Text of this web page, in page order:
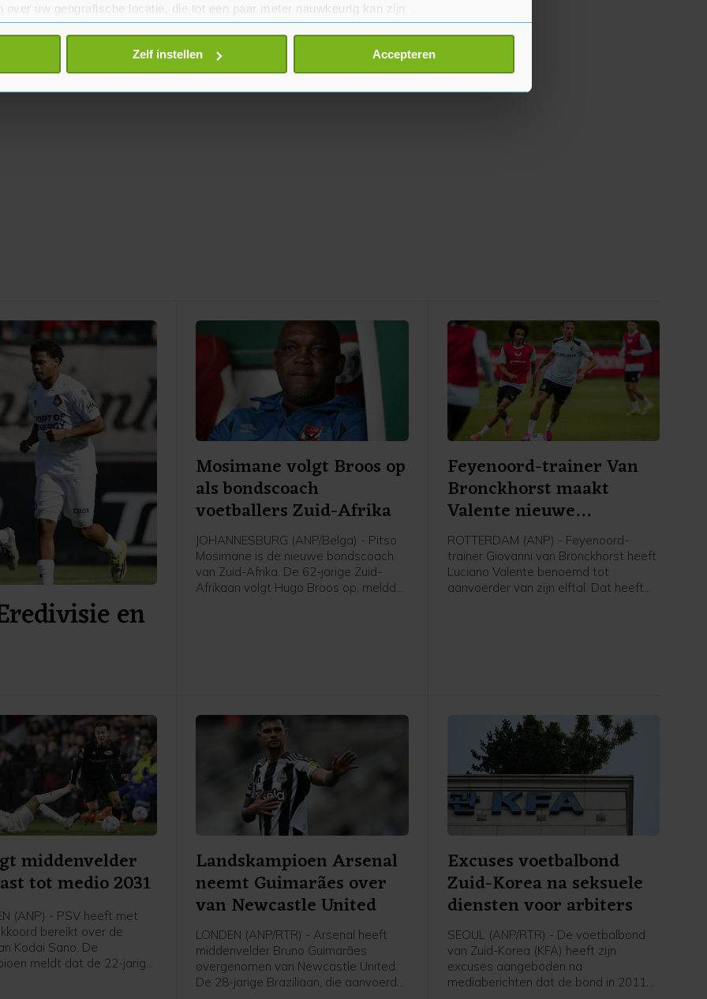
over uw geografische locatie, die tot een paar meter nauwkeurig kan zijn
door het actief te scannen op specifieke eigenschappen (fingerprinting)
gegevens worden verwerkt en stel uw voorkeuren in het
detailgedeelte
of intrekken in de Cookieverklaring.
Zelf instellen Accepteren
en
Mosimane volgt Broos op
als bondscoach
voetballers Zuid-Afrika
JOHANNESBURG (ANP/Belga) - Pitso
Mosimane is de nieuwe bondscoach
van Zuid-Afrika. De 62-jarige Zuid-
Afrikaan volgt Hugo Broos op, meldde
Feyenoord-trainer Van
Bronckhorst maakt
Valente nieuwe
aanvoerder
ROTTERDAM (ANP) - Feyenoord-
trainer Giovanni van Bronckhorst heeft
Luciano Valente benoemd tot
aanvoerder van zijn elftal. Dat heeft
middenvelder
tot medio 2031
(ANP) - PSV heeft met
bereikt over de
Kodai Sano. De
meldt dat de 22-jarige
Landskampioen Arsenal
neemt Guimarães over
van Newcastle United
LONDEN (ANP/RTR) - Arsenal heeft
middenvelder Bruno Guimarães
overgenomen van Newcastle United.
De 28-jarige Braziliaan, die aanvoerder
Excuses voetbalbond
Zuid-Korea na seksuele
diensten voor arbiters
SEOUL (ANP/RTR) - De voetbalbond
van Zuid-Korea (KFA) heeft zijn
excuses aangeboden na
mediaberichten dat de bond in 2011